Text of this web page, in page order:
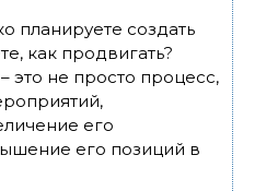
планируете создать
как продвигать?
это не просто процесс,
его
его позиций в